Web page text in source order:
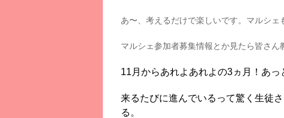
あ〜、考えるだけで楽しいです。マルシェ
マルシェ参加者募集情報とか見たら皆さん
11月からあれよあれよの3ヵ月！あっ
来るたびに進んでいるって驚く生徒
る。